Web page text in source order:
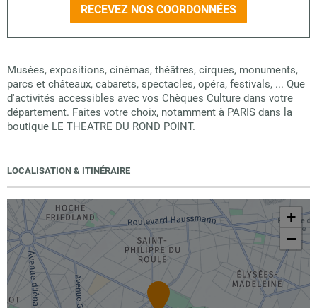
RECEVEZ NOS COORDONNÉES
Musées, expositions, cinémas, théâtres, cirques, monuments,
parcs et châteaux, cabarets, spectacles, opéra, festivals, ... Que
d'activités accessibles avec vos Chèques Culture dans votre
département. Faites votre choix, notamment à PARIS dans la
boutique LE THEATRE DU ROND POINT.
LOCALISATION & ITINÉRAIRE
+
−